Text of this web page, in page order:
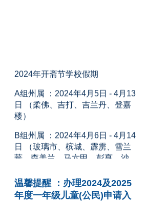
A组州属 ：2024年4月5日 - 4月13
楼）
B组州属 ：2024年4月6日 - 4月14
莪、森美兰、马六甲、彭亨、沙
巴、砂拉越、吉隆坡、纳闽和布
城）
新闻来源：星洲网 (08.11.2023)
温馨提醒 ：办理2024及2025
年度一年级儿童(公民)申请入